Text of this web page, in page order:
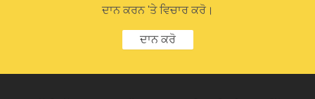
ਦਾਨ ਕਰਨ 'ਤੇ ਵਿਚਾਰ ਕਰੋ।
ਦਾਨ ਕਰੋ